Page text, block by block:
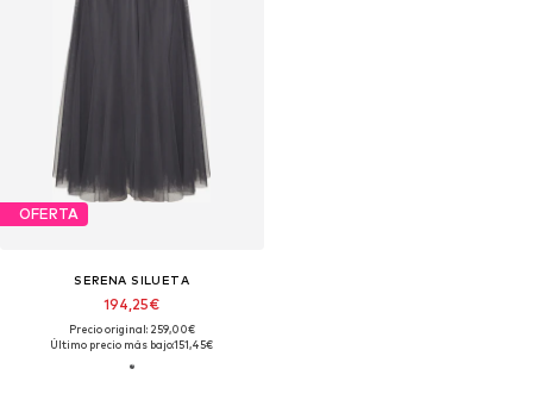
OFERTA
SERENA SILUETA
194,25€
Precio original: 259,00€
Último precio más bajo:151,45€